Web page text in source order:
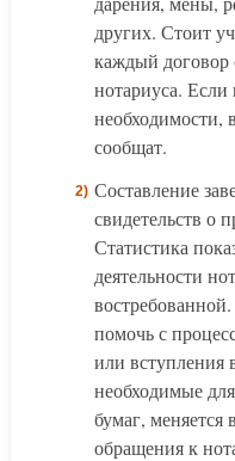
других. Стоит
каждый договор
нотариуса. Если
необходимости,
сообщат.
Составление
свидетельств о
Статистика
деятельности
помочь с
или вступления
необходимые
бумаг,
обращения к